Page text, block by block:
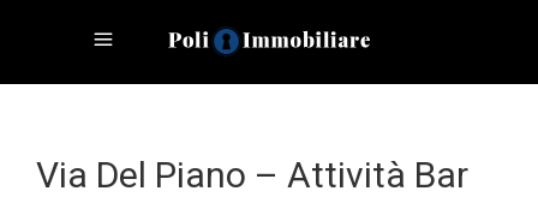
Via Del Piano – Attività Bar